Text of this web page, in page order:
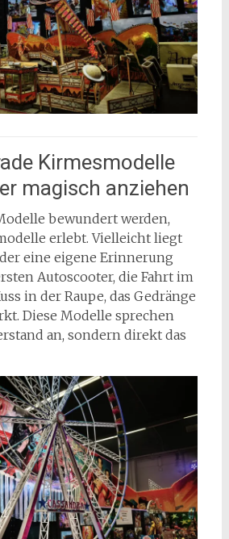
Kirmesmodelle
magisch anziehen
bewundert werden,
erlebt. Vielleicht liegt
eine eigene Erinnerung
Autoscooter, die Fahrt im
in der Raupe, das Gedränge
Diese Modelle sprechen
an, sondern direkt das